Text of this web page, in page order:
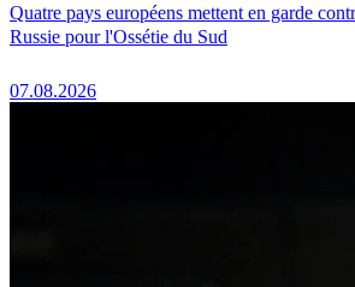
Quatre pays européens mettent en garde
Russie pour l'Ossétie du Sud
07.08.2026